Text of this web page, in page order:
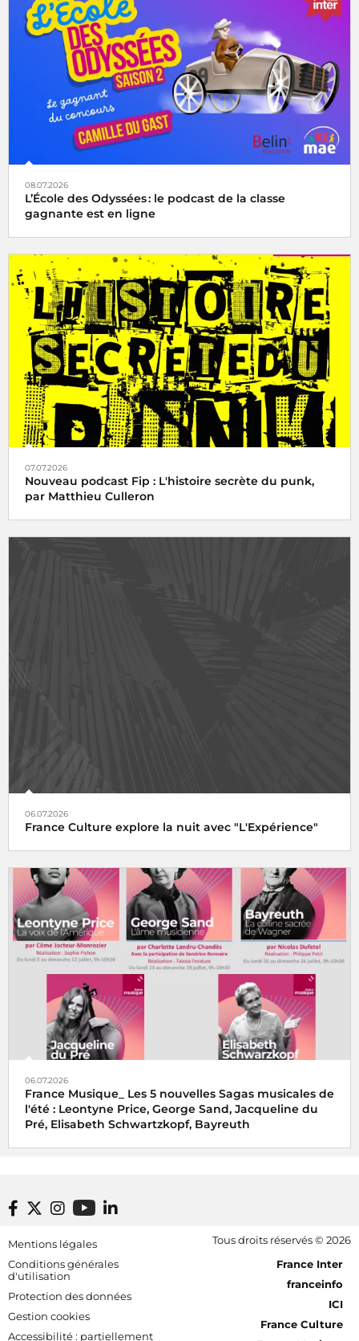
08.07.2026
L’École des Odyssées : le podcast de la classe
gagnante est en ligne
07.07.2026
Nouveau podcast Fip : L'histoire secrète du punk,
par Matthieu Culleron
06.07.2026
France Culture explore la nuit avec "L'Expérience"
06.07.2026
France Musique_ Les 5 nouvelles Sagas musicales de
l'été : Leontyne Price, George Sand, Jacqueline du
Pré, Elisabeth Schwartzkopf, Bayreuth
Footer bottom
Mentions légales
Conditions générales
d'utilisation
Protection des données
Gestion cookies
Accessibilité : partiellement
Tous droits réservés © 2026
[RDF] Pied de page - Mobile
France Inter
franceinfo
ICI
France Culture